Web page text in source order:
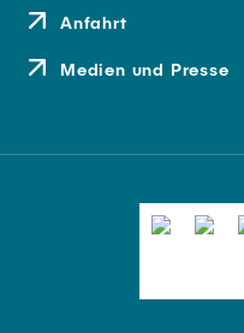
Anfahrt
Medien und Presse